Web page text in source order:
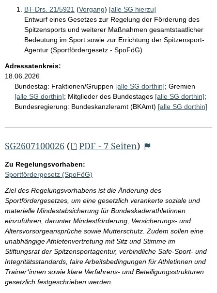
BT-Drs. 21/5921 (Vorgang) [alle SG hierzu]
Entwurf eines Gesetzes zur Regelung der Förderung des
Spitzensports und weiterer Maßnahmen gesamtstaatlicher
Bedeutung im Sport sowie zur Errichtung der Spitzensport-
Agentur (Sportfördergesetz - SpoFöG)
Adressatenkreis:
18.06.2026
Bundestag: Fraktionen/Gruppen [alle SG dorthin]; Gremien
[alle SG dorthin]; Mitglieder des Bundestages [alle SG dorthin];
Bundesregierung: Bundeskanzleramt (BKAmt) [alle SG dorthin]
SG2607100026 ( PDF - 7 Seiten)
Zu Regelungsvorhaben:
Sportfördergesetz (SpoFöG)
Ziel des Regelungsvorhabens ist die Änderung des
Sportfördergesetzes, um eine gesetzlich verankerte soziale und
materielle Mindestabsicherung für Bundeskaderathletinnen
einzuführen, darunter Mindestförderung, Versicherungs- und
Altersvorsorgeansprüche sowie Mutterschutz. Zudem sollen eine
unabhängige Athletenvertretung mit Sitz und Stimme im
Stiftungsrat der Spitzensportagentur, verbindliche Safe-Sport- und
Integritätsstandards, faire Arbeitsbedingungen für Athletinnen und
Trainer*innen sowie klare Verfahrens- und Beteiligungsstrukturen
gesetzlich festgeschrieben werden.